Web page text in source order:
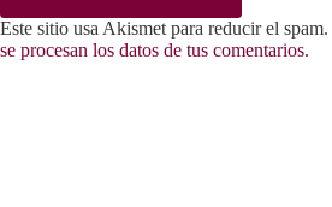
Este sitio usa Akismet para reducir el spam.
se procesan los datos de tus comentarios.